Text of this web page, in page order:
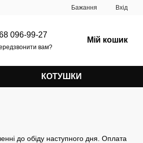
Бажання Вхід
096-99-27
вам?
Мій кошик
КОТУШКИ
до обіду наступного дня. Оплата